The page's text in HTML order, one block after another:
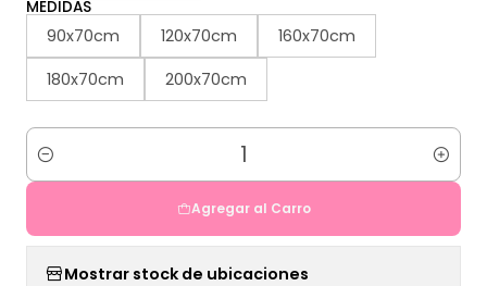
MEDIDAS
90x70cm 120x70cm
160x70cm
180x70cm
200x70cm
Cantidad
Agregar al Carro
Mostrar stock de ubicaciones